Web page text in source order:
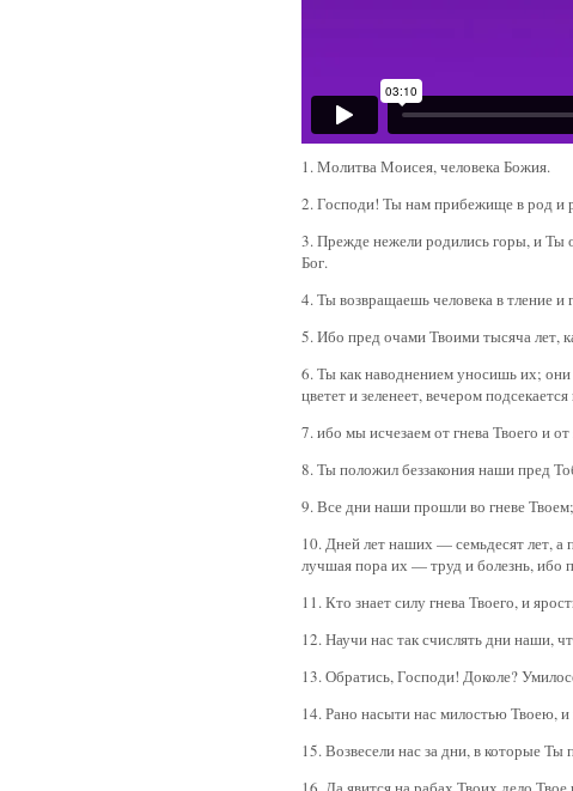
1. Молитва Моисея, человека Божия.
2. Господи! Ты нам прибежище в род и
3. Прежде нежели родились горы, и Ты
Бог.
4. Ты возвращаешь человека в тление
5. Ибо пред очами Твоими тысяча лет,
6. Ты как наводнением уносишь их;
цветет и зеленеет, вечером
7. ибо мы исчезаем от гнева Твоего и
8. Ты положил беззакония наши пред
9. Все дни наши прошли во гневе
10. Дней лет наших — семьдесят лет, а
лучшая пора их — труд и болезнь, ибо
11. Кто знает силу гнева Твоего, и
12. Научи нас так счислять дни наши,
13. Обратись, Господи! Доколе?
14. Рано насыти нас милостью Твоею,
15. Возвесели нас за дни, в которые